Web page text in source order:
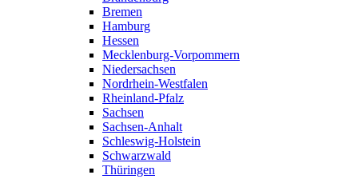
Bremen
Hamburg
Hessen
Mecklenburg-Vorpommern
Niedersachsen
Nordrhein-Westfalen
Rheinland-Pfalz
Sachsen
Sachsen-Anhalt
Schleswig-Holstein
Schwarzwald
Thüringen